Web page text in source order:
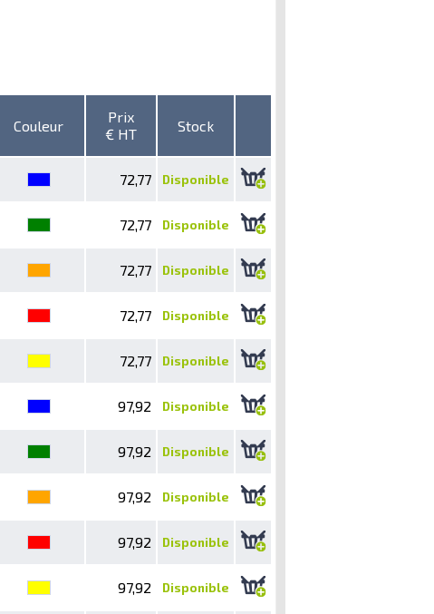
Couleur
Prix
€ HT
Stock
72,77 Disponible
72,77 Disponible
72,77 Disponible
72,77 Disponible
72,77 Disponible
97,92 Disponible
97,92 Disponible
97,92 Disponible
97,92 Disponible
97,92 Disponible